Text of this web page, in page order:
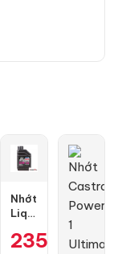
₫
Nhớt
Liqui
10W40
235.000₫